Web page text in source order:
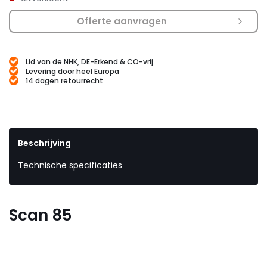
Offerte aanvragen
Lid van de NHK, DE-Erkend & CO-vrij
Levering door heel Europa
14 dagen retourrecht
Beschrijving
Technische specificaties
Scan 85